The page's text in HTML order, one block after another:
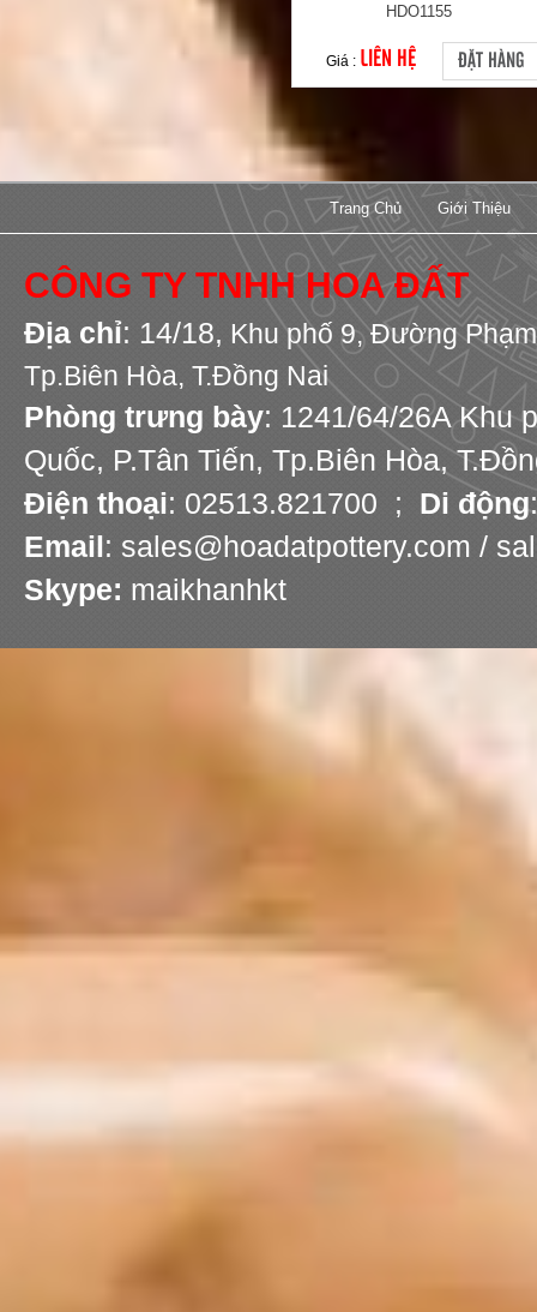
HDO1155
Giá : LIÊN HỆ ĐẶT HÀNG
Trang Chủ Giới Thiệu
CÔNG TY TNHH HOA ĐẤT
Địa chỉ: 14/18, Khu phố 9,Đường Phạm
Tp.Biên Hòa, T.Đồng Nai
Phòng trưng bày: 1241/64/26A Khu
Quốc, P.Tân Tiến, Tp.Biên Hòa,
Điện thoại: 02513.821700 ; Di động
Email: sales@hoadatpottery.com /
Skype: maikhanhkt